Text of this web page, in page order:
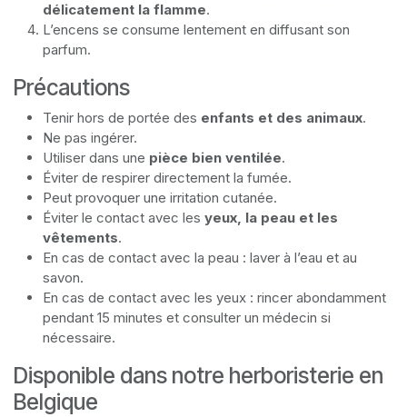
délicatement la flamme.
L’encens se consume lentement en diffusant son
parfum.
Précautions
Tenir hors de portée des enfants et des animaux.
Ne pas ingérer.
Utiliser dans une pièce bien ventilée.
Éviter de respirer directement la fumée.
Peut provoquer une irritation cutanée.
Éviter le contact avec les yeux, la peau et les
vêtements.
En cas de contact avec la peau : laver à l’eau et au
savon.
En cas de contact avec les yeux : rincer abondamment
pendant 15 minutes et consulter un médecin si
nécessaire.
Disponible dans notre herboristerie en
Belgique